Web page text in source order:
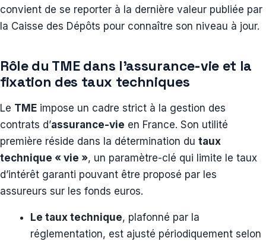
convient de se reporter à la dernière valeur publiée par
la Caisse des Dépôts pour connaître son niveau à jour.
Rôle du TME dans l’assurance-vie et la
fixation des taux techniques
Le TME impose un cadre strict à la gestion des
contrats d’assurance-vie en France. Son utilité
première réside dans la détermination du taux
technique « vie », un paramètre-clé qui limite le taux
d’intérêt garanti pouvant être proposé par les
assureurs sur les fonds euros.
Le taux technique, plafonné par la
réglementation, est ajusté périodiquement selon